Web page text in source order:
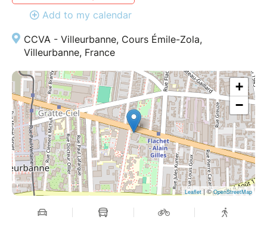
Ouverture des portes à 19h30
Contactez-nous :
Téléphone : 06 09 26 52 61
Mail : association.daichi@orange.fr
Facebook : @StudioDansedaïchi
Site web :www.daichi-
dansesdumonde.com
Ne manquez pas ce rendez-vous exceptionnel !
Réservez vos places dès maintenant et rejoignez-
nous pour bâtir un avenir meilleur.
Add to my calendar
CCVA - Villeurbanne, Cours Émile-Zola,
Villeurbanne, France
+
−
Leaflet | ©OpenStreetMap